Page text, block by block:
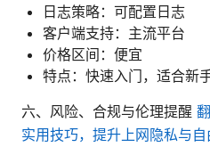
日志策略：可配置日志
客户端支持：主流平台
价格区间：便宜
特点：快速入门，适合新
六、风险、合规与伦理提醒
实用技巧，提升上网隐私与自